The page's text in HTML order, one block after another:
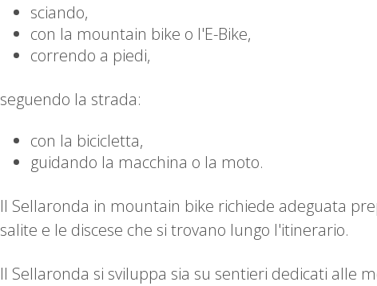
sciando,
con la mountain bike o l'E-Bike,
correndo a piedi,
seguendo la strada:
con la bicicletta,
guidando la macchina o la moto.
Il Sellaronda in mountain bike richiede adeguata
salite e le discese che si trovano lungo l'itinerario.
Il Sellaronda si sviluppa sia su sentieri dedicati alle